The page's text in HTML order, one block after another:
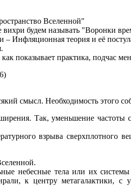
Вселенной"
будем называть "Воронки
Инфляционная теория и её
показывает практика, подчас
смысл. Необходимость этого
Так, уменьшение частоты
взрыва сверхплотного
небесные тела или их
к центру метагалактики, с